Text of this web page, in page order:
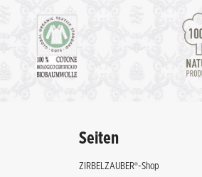
Seiten
ZIRBELZAUBER®-Shop